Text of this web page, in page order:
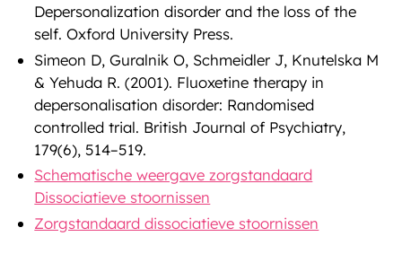
Depersonalization disorder and the loss of the
self. Oxford University Press.
Simeon D, Guralnik O, Schmeidler J, Knutelska M
& Yehuda R. (2001). Fluoxetine therapy in
depersonalisation disorder: Randomised
controlled trial. British Journal of Psychiatry,
179(6), 514–519.
Schematische weergave zorgstandaard
Dissociatieve stoornissen
Zorgstandaard dissociatieve stoornissen